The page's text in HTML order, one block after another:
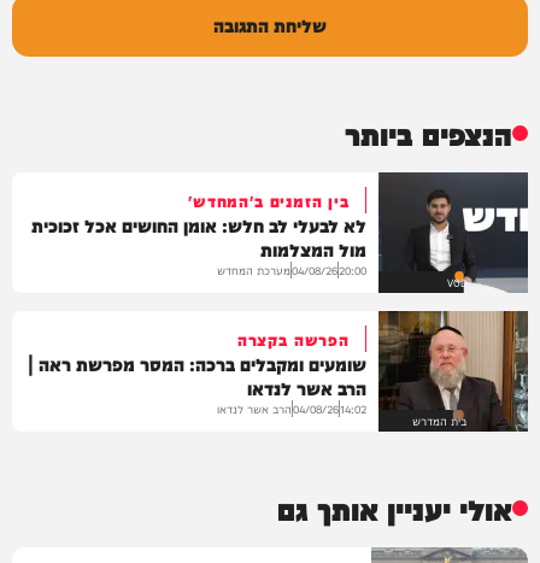
שליחת התגובה
הנצפים ביותר
VOD
בין הזמנים ב'המחדש'
לא לבעלי לב חלש: אומן החושים אכל זכוכית
מול המצלמות
20:00
04/08/26מערכת המחדש
בית המדרש
הפרשה בקצרה
שומעים ומקבלים ברכה: המסר מפרשת ראה |
הרב אשר לנדאו
14:02
04/08/26הרב אשר לנדאו
אולי יעניין אותך גם